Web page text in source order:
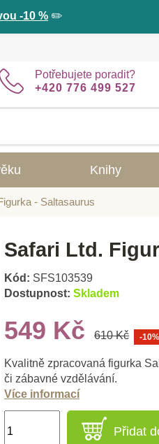
-10 % ✏️
Potřebujete poradit?
+420 776 499 527
Knihy
- Saltasaurus
Safari Ltd.
Kód: SFS103539
Dostupnost: Skladem
549 Kč 610 Kč -10%
Kvalitně zpracovaná figurka
či zábavné vzdělávání.
Více informací
Přidat